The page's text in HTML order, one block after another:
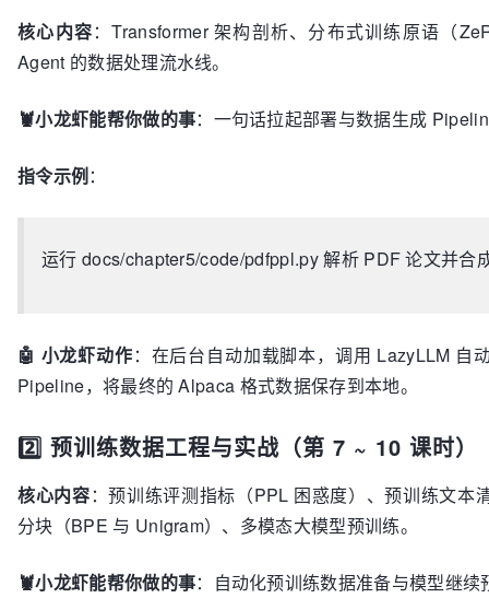
核心内容：Transformer 架构剖析、分布式训练原语（
Agent 的数据处理流水线。
🦞小龙虾能帮你做的事：一句话拉起部署与数据生成
指令示例：
运行 docs/chapter5/code/pdfppl.py 解析 PDF 论文并合
🤖 小龙虾动作：在后台自动加载脚本，调用 LazyLLM 自
Pipeline，将最终的 Alpaca 格式数据保存到本地。
2️⃣ 预训练数据工程与实战（第 7 ~ 10 课时）
核心内容：预训练评测指标（PPL 困惑度）、预训练文
分块（BPE 与 Unigram）、多模态大模型预训练。
🦞小龙虾能帮你做的事：自动化预训练数据准备与模型继